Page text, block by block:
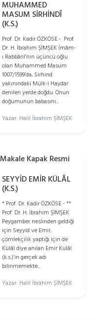
MUHAMMED
MASUM SİRHİNDÎ
(K.S.)
Prof. Dr. Kadir ÖZKÖSE - Prof.
Dr. H. İbrahim ŞİMŞEK İmâm-
ı Rabbânî’nin üçüncü oğlu
olan Muhammed Masum
1007/1599’da, Sirhind
yakınındaki Mülk-i Haydar
denilen yerde doğdu. Onun
doğumunun babasını...
Yazar: Halil İbrahim ŞİMŞEK
SEYYİD EMİR KÜLÂL
(K.S.)
* Prof. Dr. Kadir ÖZKÖSE - **
Prof. Dr. H. İbrahim ŞİMŞEK
Peygamber neslinden geldiği
için Seyyid ve Emir,
çömlekçilik yaptığı için de
Külâl diye anılan Emir Külâl
(k.s.)’in gerçek adı
bilinmemekte...
Yazar: Halil İbrahim ŞİMŞEK